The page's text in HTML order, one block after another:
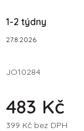
1-2 týdny
27.8.2026
JO10284
483 Kč
399 Kč bez DPH